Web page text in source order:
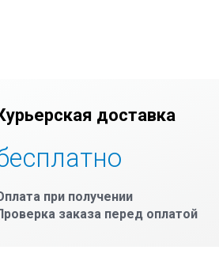
доставка
при получении
заказа перед оплатой